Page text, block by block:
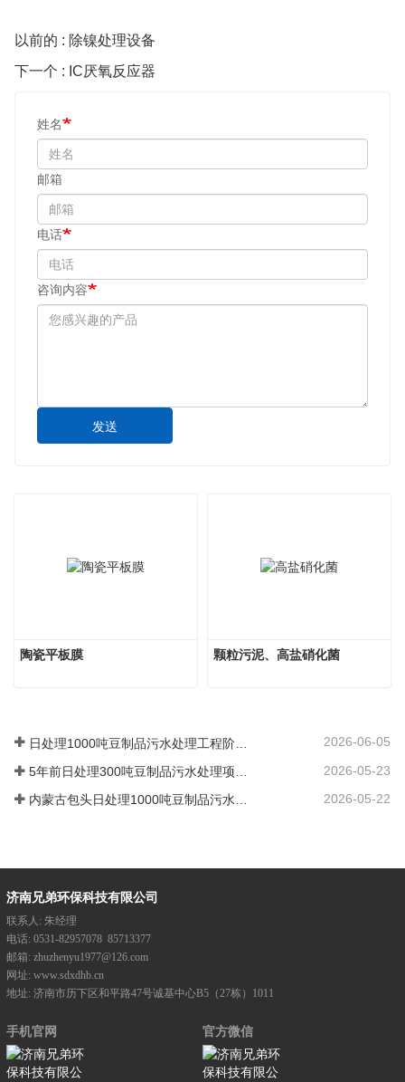
以前的 : 除镍处理设备
下一个 : IC厌氧反应器
姓名
邮箱
电话
咨询内容
发送
陶瓷平板膜 颗粒污泥、高盐硝化菌
2026-06-05
2026-05-23
内蒙古包头日处理1000吨豆制品污水处理项目施工中 2026-05-22
济南兄弟环保科技有限公司
联系人: 朱经理
电话: 0531-82957078 85713377
邮箱: zhuzhenyu1977@126.com
网址: www.sdxdhb.cn
地址: 济南市历下区和平路47号诚基中心B5（27栋）1011
手机官网 官方微信